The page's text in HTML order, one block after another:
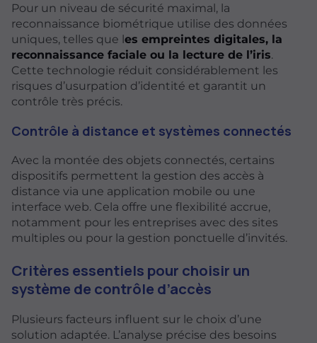
Pour un niveau de sécurité maximal, la
reconnaissance biométrique utilise des données
uniques, telles que les empreintes digitales, la
reconnaissance faciale ou la lecture de l’iris.
Cette technologie réduit considérablement les
risques d’usurpation d’identité et garantit un
contrôle très précis.
Contrôle à distance et systèmes connectés
Avec la montée des objets connectés, certains
dispositifs permettent la gestion des accès à
distance via une application mobile ou une
interface web. Cela offre une flexibilité accrue,
notamment pour les entreprises avec des sites
multiples ou pour la gestion ponctuelle d’invités.
Critères essentiels pour choisir un
système de contrôle d’accès
Plusieurs facteurs influent sur le choix d’une
solution adaptée. L’analyse précise des besoins